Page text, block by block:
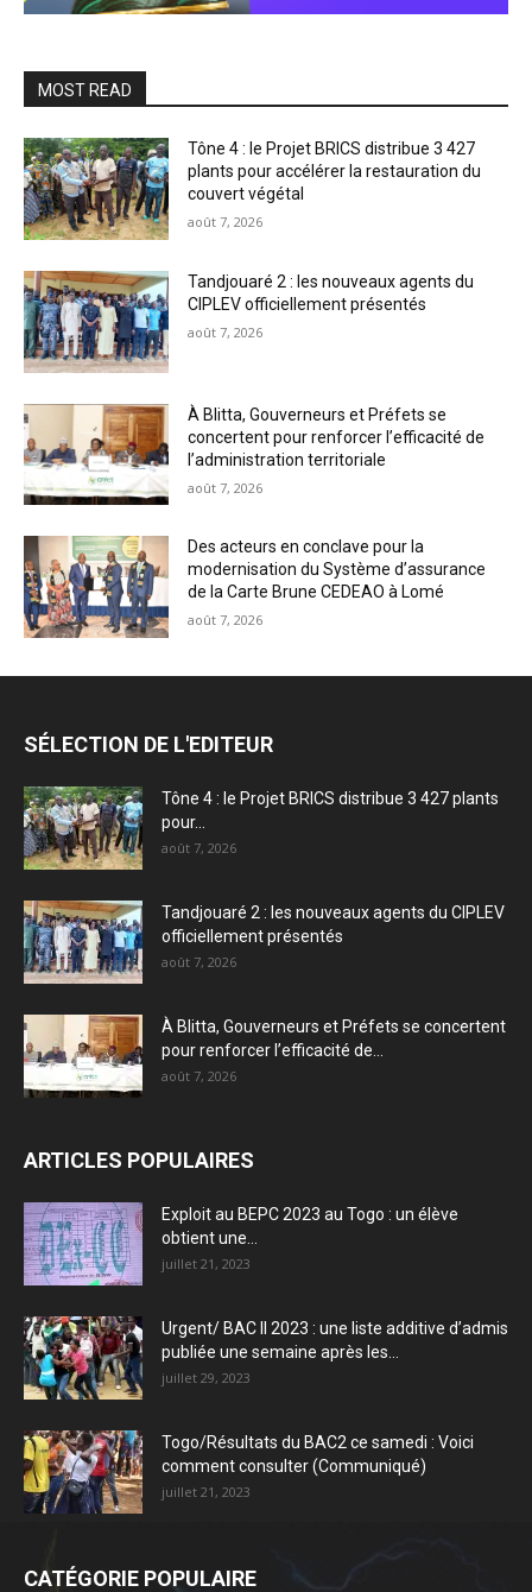
MOST READ
Tône 4 : le Projet BRICS distribue 3 427
plants pour accélérer la restauration du
couvert végétal
août 7, 2026
Tandjouaré 2 : les nouveaux agents du
CIPLEV officiellement présentés
août 7, 2026
À Blitta, Gouverneurs et Préfets se
concertent pour renforcer l’efficacité de
l’administration territoriale
août 7, 2026
Des acteurs en conclave pour la
modernisation du Système d’assurance
de la Carte Brune CEDEAO à Lomé
août 7, 2026
SÉLECTION DE L'EDITEUR
Tône 4 : le Projet BRICS distribue 3 427 plants
pour...
août 7, 2026
Tandjouaré 2 : les nouveaux agents du CIPLEV
officiellement présentés
août 7, 2026
À Blitta, Gouverneurs et Préfets se concertent
pour renforcer l’efficacité de...
août 7, 2026
ARTICLES POPULAIRES
Exploit au BEPC 2023 au Togo : un élève
obtient une...
juillet 21, 2023
Urgent/ BAC II 2023 : une liste additive d’admis
publiée une semaine après les...
juillet 29, 2023
Togo/Résultats du BAC2 ce samedi : Voici
comment consulter (Communiqué)
juillet 21, 2023
CATÉGORIE POPULAIRE